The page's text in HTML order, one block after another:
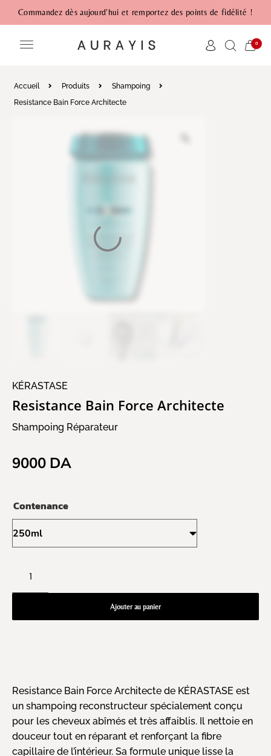
Commandez dès aujourd'hui et remportez des points de fidélité !
0
Accueil Produits
Shampoing
Resistance Bain Force Architecte
KÉRASTASE
Resistance Bain Force Architecte
Shampoing Réparateur
9000 DA
Contenance
Ajouter au panier
Resistance Bain Force Architecte de KÉRASTASE est
un shampoing reconstructeur spécialement conçu
pour les cheveux abîmés et très affaiblis. Il nettoie en
douceur tout en réparant et renforçant la fibre
capillaire de l’intérieur. Sa formule unique lisse la